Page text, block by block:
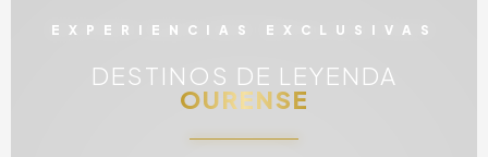
EXPERIENCIAS EXCLUSIVAS
DESTINOS DE LEYENDA
OURENSE